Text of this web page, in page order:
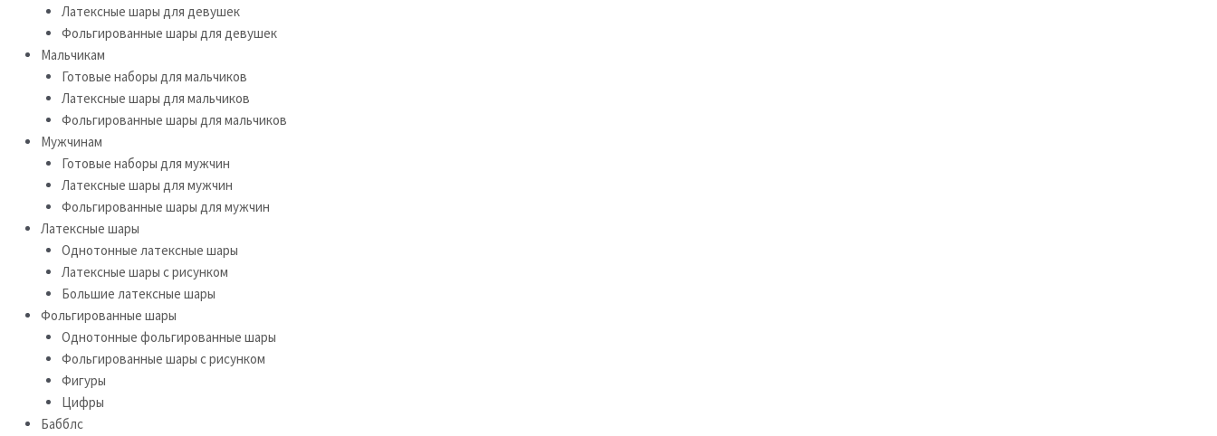
Латексные шары для девушек
Фольгированные шары для девушек
Мальчикам
Готовые наборы для мальчиков
Латексные шары для мальчиков
Фольгированные шары для мальчиков
Мужчинам
Готовые наборы для мужчин
Латексные шары для мужчин
Фольгированные шары для мужчин
Латексные шары
Однотонные латексные шары
Латексные шары с рисунком
Большие латексные шары
Фольгированные шары
Однотонные фольгированные шары
Фольгированные шары с рисунком
Фигуры
Цифры
Бабблс